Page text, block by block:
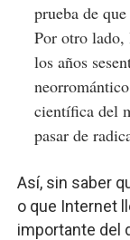
prueba de
Por otro
los años
científica del
pasar de
Así, sin saber
o que Internet
importante del